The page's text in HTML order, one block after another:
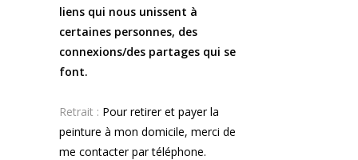
liens qui nous unissent à
certaines personnes, des
connexions/des partages qui se
font.
Retrait : Pour retirer et payer la
peinture à mon domicile, merci de
me contacter par téléphone.